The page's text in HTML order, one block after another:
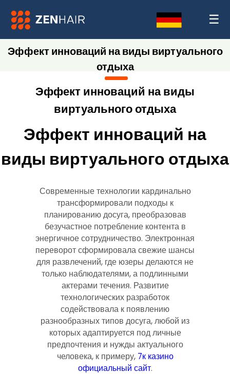
☰
Эффект инноваций на виды виртуального
отдыха
Эффект инноваций на виды
виртуального отдыха
Эффект инноваций на
виды виртуального отдыха
Современные технологии кардинально
трансформировали подходы к
планированию досуга, преобразовав
безучастное потребление контента в
энергичное сотрудничество. Электронная
переворот сформировала свежие шансы
для развлечений, где юзеры делаются не
только наблюдателями, а подлинными
актерами течения. Развитие
технологических разработок
содействовала к появлению
разнообразных типов досуга, любой из
которых адаптируется под личные
предпочтения и нужды актуального
человека, к примеру, 7к казино
официальный сайт.